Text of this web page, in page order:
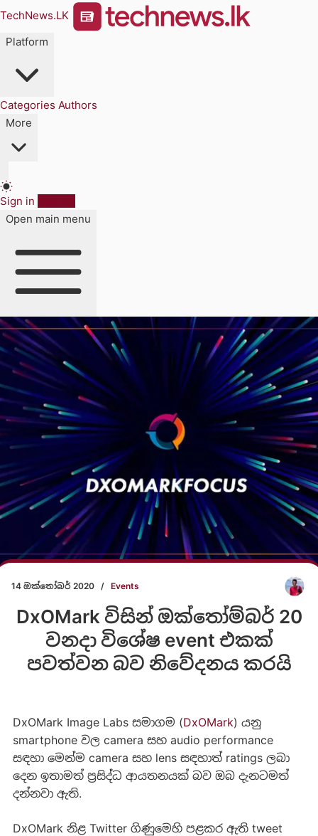
TechNews.LK
Platform
Categories Authors
More
Sign in
Open main menu
14 ඔක්තෝබර් 2020 / Events
DxOMark විසින් ඔක්තෝම්බර් 20
වනදා විශේෂ event එකක්
පවත්වන බව නිවේදනය කරයි
DxOMark Image Labs සමාගම (DxOMark) යනු
smartphone වල camera සහ audio performance
සඳහා මෙන්ම camera සහ lens සඳහාත් ratings ලබා
දෙන ඉතාමත් ප්‍රසිද්ධ ආයතනයක් බව ඔබ දැනටමත්
දන්නවා ඇති.
DxOMark නිළ Twitter ගිණුමෙහි පළකර ඇති tweet